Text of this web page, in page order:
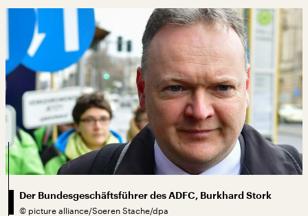
Der Bundesgeschäftsführer des ADFC, Burkhard Stork
© picture alliance/Soeren Stache/dpa